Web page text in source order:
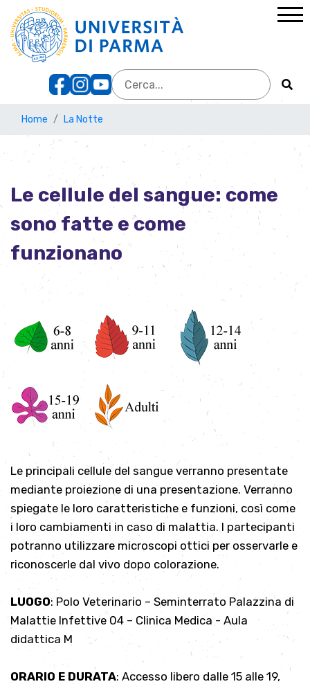
Home La Notte
Le cellule del sangue: come
sono fatte e come
funzionano
Le principali cellule del sangue verranno presentate
mediante proiezione di una presentazione. Verranno
spiegate le loro caratteristiche e funzioni, così come
i loro cambiamenti in caso di malattia. I partecipanti
potranno utilizzare microscopi ottici per osservarle e
riconoscerle dal vivo dopo colorazione.
LUOGO: Polo Veterinario – Seminterrato Palazzina di
Malattie Infettive 04 – Clinica Medica - Aula
didattica M
ORARIO E DURATA: Accesso libero dalle 15 alle 19,